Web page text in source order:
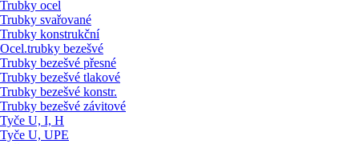
Trubky ocel
Trubky svařované
Trubky konstrukční
Ocel.trubky bezešvé
Trubky bezešvé přesné
Trubky bezešvé tlakové
Trubky bezešvé konstr.
Trubky bezešvé závitové
Tyče U, I, H
Tyče U, UPE